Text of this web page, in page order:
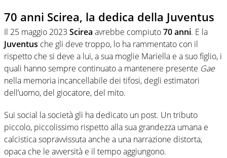
70 anni Scirea, la dedica della Juventus
Il 25 maggio 2023 Scirea avrebbe compiuto70 anni. E la
Juventus che gli deve troppo, lo ha rammentato con il
rispetto che si deve a lui, a sua moglie Mariella e a suo figlio, i
quali hanno sempre continuato a mantenere presente Gae
nella memoria incancellabile dei tifosi, degli estimatori
dell’uomo, del giocatore, del mito.
Sui social la società gli ha dedicato un post. Un tributo
piccolo, piccolissimo rispetto alla sua grandezza umana e
calcistica sopravvissuta anche a una narrazione distorta,
opaca che le avversità e il tempo aggiungono.